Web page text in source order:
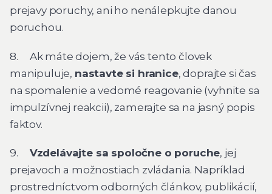
prejavy poruchy, ani ho nenálepkujte danou
poruchou.
8. Ak máte dojem, že vás tento človek
manipuluje, nastavte si hranice, doprajte si čas
na spomalenie a vedomé reagovanie (vyhnite sa
impulzívnej reakcii), zamerajte sa na jasný popis
faktov.
9. Vzdelávajte sa spoločne o poruche, jej
prejavoch a možnostiach zvládania. Napríklad
prostredníctvom odborných článkov, publikácií,